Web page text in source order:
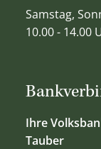
Ihre
Tauber
Samstag,
10.00 - 14.00